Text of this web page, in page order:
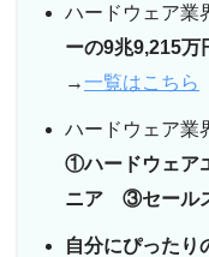
ハードウェア業
ーの9兆9,215万
→一覧はこちら
ハードウェア業
①ハードウェア
ニア ③セール
自分にぴったり